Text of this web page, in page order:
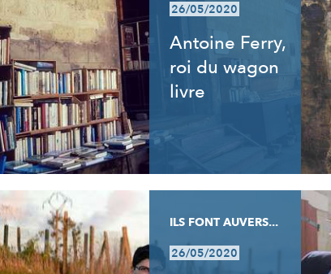
26/05/2020
Antoine Ferry,
roi du wagon
livre
ILS FONT AUVERS...
26/05/2020